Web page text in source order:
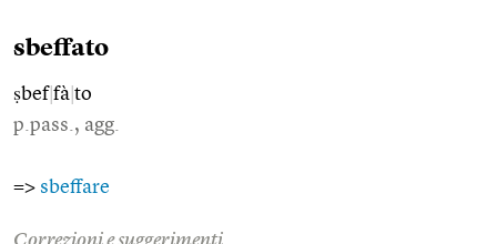
sbeffato
ṣbef|fà to
p.pass., agg.
=> sbeffare